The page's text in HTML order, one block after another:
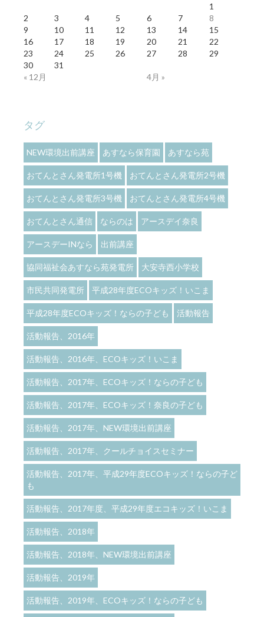
« 12月 4月 »
1
2
3 4 5 6 7
8
9
10 11 12 13 14
15
16
17 18 19 20 21
22
23
24 25 26 27 28
29
30
31
タグ
NEW環境出前講座 あすなら保育園 あすなら苑
おてんとさん発電所1号機 おてんとさん発電所2号機
おてんとさん発電所3号機 おてんとさん発電所4号機
おてんとさん通信 ならのは アースデイ奈良
アースデーINなら 出前講座
協同福祉会あすなら苑発電所 大安寺西小学校
市民共同発電所 平成28年度ECOキッズ！いこま
平成28年度ECOキッズ！ならの子ども 活動報告
活動報告、2016年
活動報告、2016年、ECOキッズ！いこま
活動報告、2017年、ECOキッズ！ならの子ども
活動報告、2017年、ECOキッズ！奈良の子ども
活動報告、2017年、NEW環境出前講座
活動報告、2017年、クールチョイスセミナー
活動報告、2017年、平成29年度ECOキッズ！ならの子ど
も
活動報告、2017年度、平成29年度エコキッズ！いこま
活動報告、2018年
活動報告、2018年、NEW環境出前講座
活動報告、2019年
活動報告、2019年、ECOキッズ！ならの子ども